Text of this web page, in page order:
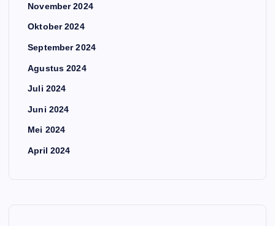
November 2024
Oktober 2024
September 2024
Agustus 2024
Juli 2024
Juni 2024
Mei 2024
April 2024